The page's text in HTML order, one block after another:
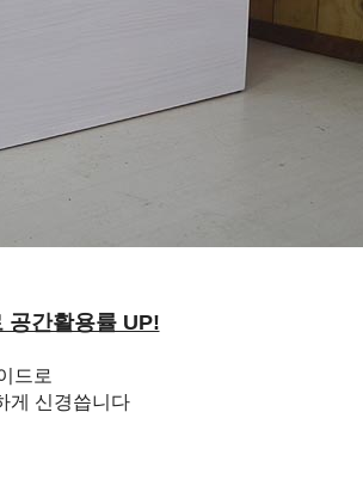
공간활용률 UP!
드로
게 신경씁니다